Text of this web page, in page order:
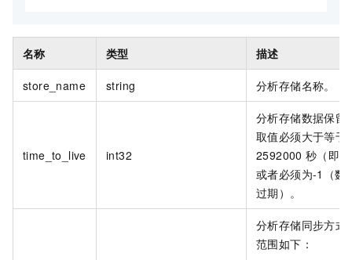
名称 类型 描述
store_name string 分析存储名称。
time_to_live int32
分析存储数据保留
取值必须大于等于
2592000 秒（即
或者必须为-1（数
过期）。
分析存储同步方式
范围如下：